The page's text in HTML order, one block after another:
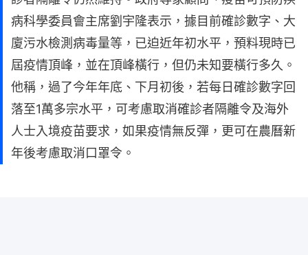
病科學委員會主席劉宇隆表示，據目前確診數字、大
廈污水檢測病毒量等，已迫近年初水平，預料現時已
屆疫情頂峰，並在頂峰橫行，但仍未知要橫行多久。
他稱，過了今年年底、下月初後，若每日確診數字回
落至1萬多宗水平，可考慮取消確診者隔離令及海外
人士入境疫苗要求，如果疫情無反彈，更可在農曆新
年後考慮取消口罩令。